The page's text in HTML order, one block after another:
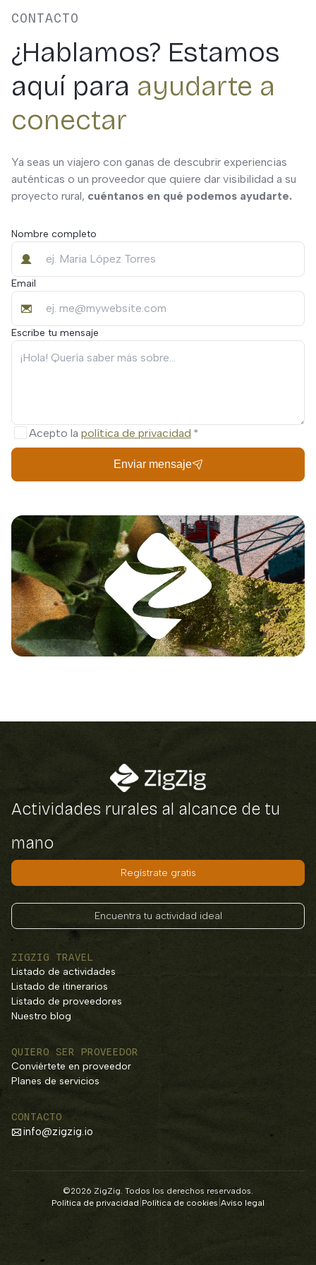
CONTACTO
¿Hablamos? Estamos
aquí para ayudarte a
conectar
Ya seas un viajero con ganas de descubrir experiencias
auténticas o un proveedor que quiere dar visibilidad a su
proyecto rural, cuéntanos en qué podemos ayudarte.
Nombre completo
Email
Escribe tu mensaje
Acepto la política de privacidad
Enviar mensaje
Actividades rurales al alcance de tu
mano
Regístrate gratis
Encuentra tu actividad ideal
ZIGZIG TRAVEL
Listado de actividades
Listado de itinerarios
Listado de proveedores
Nuestro blog
QUIERO SER PROVEEDOR
Conviértete en proveedor
Planes de servicios
CONTACTO
info@zigzig.io
©2026 ZigZig. Todos los derechos reservados.
Política de privacidad Política de cookies Aviso legal